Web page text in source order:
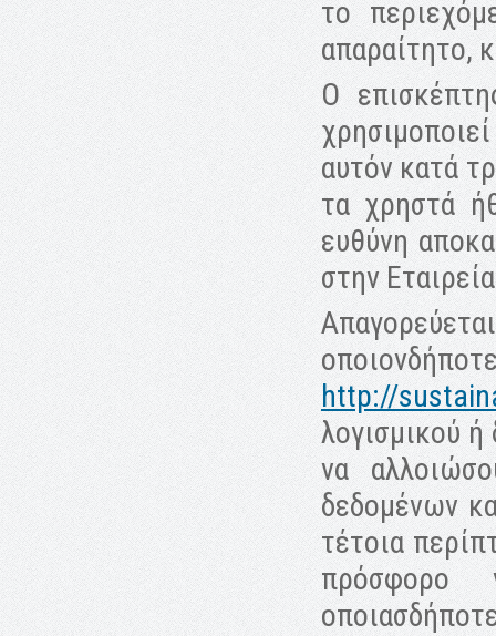
το
απαραίτητο,
Ο
αυτόν κατά
τα χρηστά
ευθύνη
στην
http://
λογισμικού
να
δεδομένων
τέτοια
πρόσφορο